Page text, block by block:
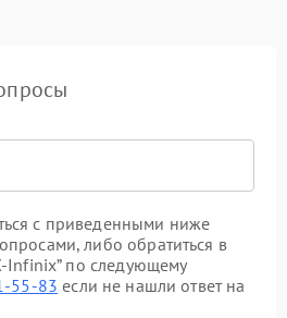
с приведенными ниже
либо обратиться в
Infinix” по следующему
55-83 если не нашли ответ на